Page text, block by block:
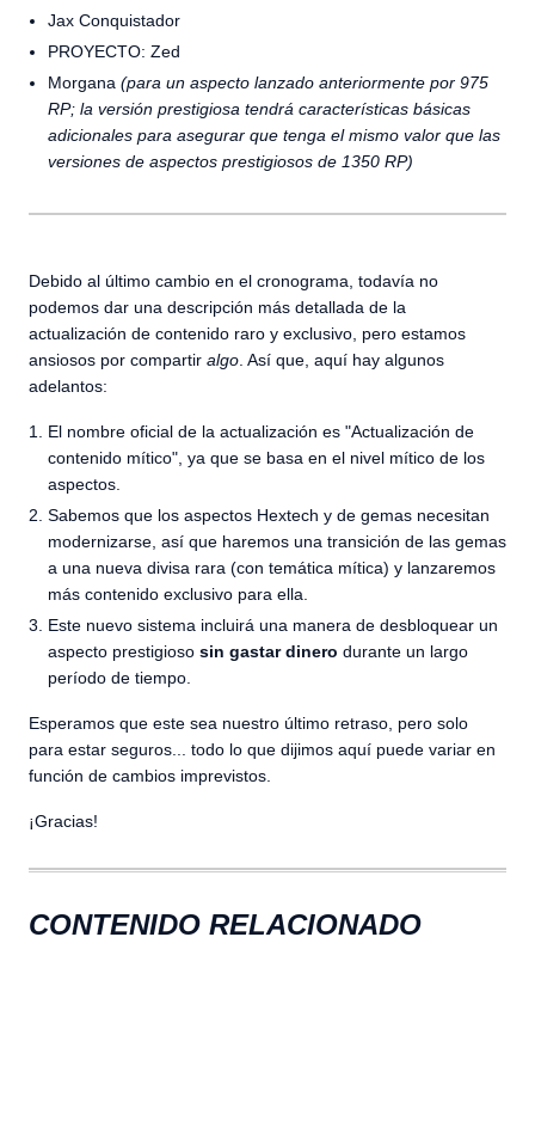
Jax Conquistador
PROYECTO: Zed
Morgana (para un aspecto lanzado anteriormente por 975
RP; la versión prestigiosa tendrá características básicas
adicionales para asegurar que tenga el mismo valor que las
versiones de aspectos prestigiosos de 1350 RP)
Debido al último cambio en el cronograma, todavía no
podemos dar una descripción más detallada de la
actualización de contenido raro y exclusivo, pero estamos
ansiosos por compartir algo . Así que, aquí hay algunos
adelantos:
El nombre oficial de la actualización es "Actualización de
contenido mítico", ya que se basa en el nivel mítico de los
aspectos.
Sabemos que los aspectos Hextech y de gemas necesitan
modernizarse, así que haremos una transición de las gemas
a una nueva divisa rara (con temática mítica) y lanzaremos
más contenido exclusivo para ella.
Este nuevo sistema incluirá una manera de desbloquear un
aspecto prestigioso sin gastar dinero durante un largo
período de tiempo.
Esperamos que este sea nuestro último retraso, pero solo
para estar seguros... todo lo que dijimos aquí puede variar en
función de cambios imprevistos.
¡Gracias!
CONTENIDO RELACIONADO